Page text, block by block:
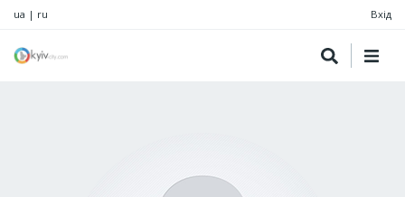
ua | ru Вхід